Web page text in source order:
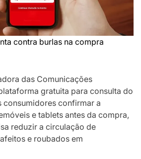
contra burlas na compra
das Comunicações
gratuita para consulta do
consumidores confirmar a
e tablets antes da compra,
reduzir a circulação de
e roubados em